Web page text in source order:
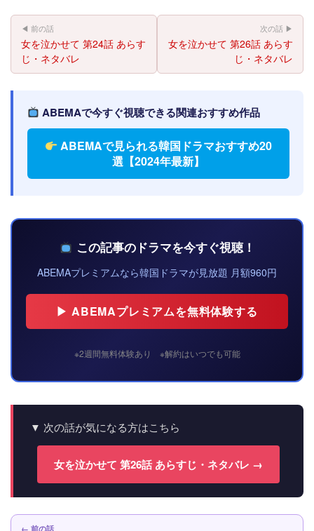
◀ 前の話
女を泣かせて 第24話 あらす
じ・ネタバレ
次の話 ▶
女を泣かせて 第26話 あらす
じ・ネタバレ
ABEMAで今すぐ視聴できる関連おすすめ作品
ABEMAで見られる韓国ドラマおすすめ20
選【2024年最新】
この記事のドラマを今すぐ視聴！
ABEMAプレミアムなら韓国ドラマが見放題 月額960円
▶ ABEMAプレミアムを無料体験する
※2週間無料体験あり ※解約はいつでも可能
▼ 次の話が気になる方はこちら
女を泣かせて 第26話 あらすじ・ネタバレ →
← 前の話